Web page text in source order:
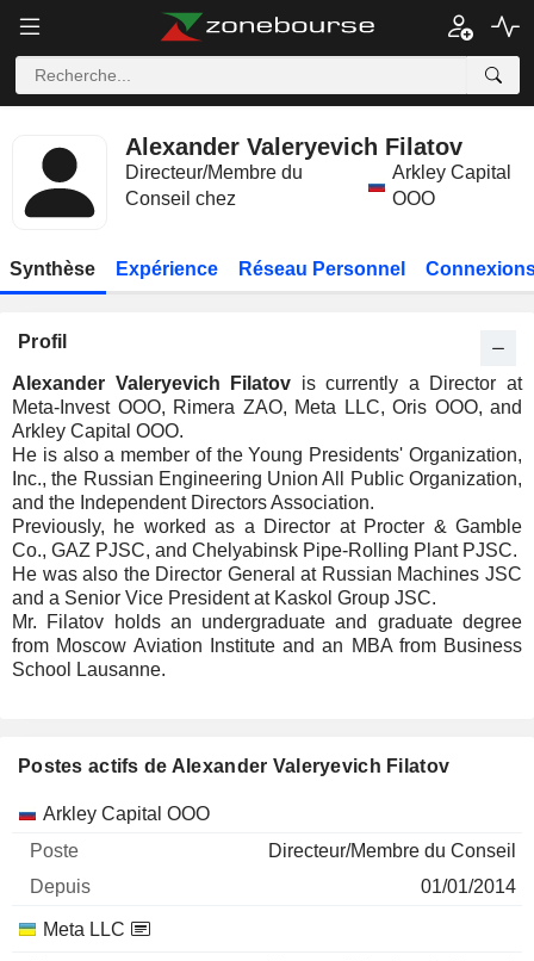
Alexander Valeryevich Filatov
Directeur/Membre du
Conseil chez
Arkley Capital
OOO
Synthèse Expérience Réseau Personnel
Profil
Alexander Valeryevich Filatov is currently a Director at
Meta-Invest OOO, Rimera ZAO, Meta LLC, Oris OOO, and
Arkley Capital OOO.
He is also a member of the Young Presidents' Organization,
Inc., the Russian Engineering Union All Public Organization,
and the Independent Directors Association.
Previously, he worked as a Director at Procter & Gamble
Co., GAZ PJSC, and Chelyabinsk Pipe-Rolling Plant PJSC.
He was also the Director General at Russian Machines JSC
and a Senior Vice President at Kaskol Group JSC.
Mr. Filatov holds an undergraduate and graduate degree
from Moscow Aviation Institute and an MBA from Business
School Lausanne.
Postes actifs de Alexander Valeryevich Filatov
Sociétés Poste Début
Arkley Capital OOO
Directeur/Membre du Conseil
01/01/2014
Meta LLC